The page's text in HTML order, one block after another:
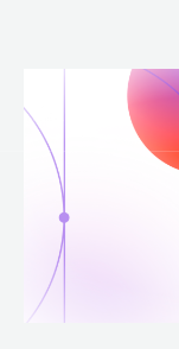
para
conteúdo